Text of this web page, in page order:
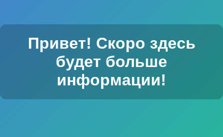
Привет! Скоро здесь
будет больше
информации!